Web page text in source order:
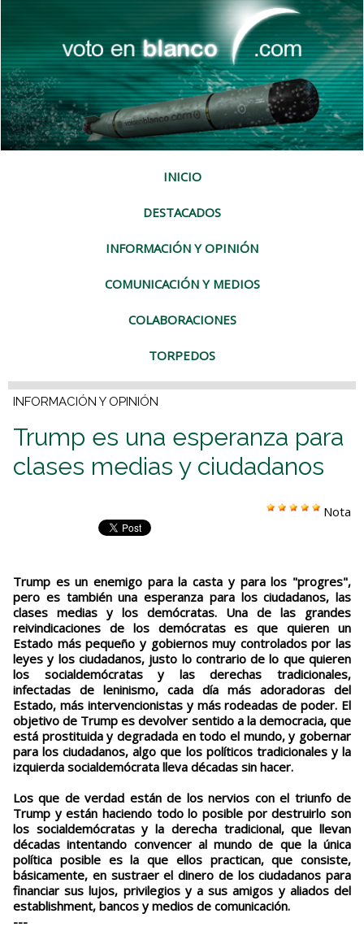
INICIO
DESTACADOS
INFORMACIÓN Y OPINIÓN
COMUNICACIÓN Y MEDIOS
COLABORACIONES
TORPEDOS
INFORMACIÓN Y OPINIÓN
Trump es una esperanza para
clases medias y ciudadanos
Nota
Trump es un enemigo para la casta y para los "progres",
pero es también una esperanza para los ciudadanos, las
clases medias y los demócratas. Una de las grandes
reivindicaciones de los demócratas es que quieren un
Estado más pequeño y gobiernos muy controlados por las
leyes y los ciudadanos, justo lo contrario de lo que quieren
los socialdemócratas y las derechas tradicionales,
infectadas de leninismo, cada día más adoradoras del
Estado, más intervencionistas y más rodeadas de poder. El
objetivo de Trump es devolver sentido a la democracia, que
está prostituida y degradada en todo el mundo, y gobernar
para los ciudadanos, algo que los políticos tradicionales y la
izquierda socialdemócrata lleva décadas sin hacer.
Los que de verdad están de los nervios con el triunfo de
Trump y están haciendo todo lo posible por destruirlo son
los socialdemócratas y la derecha tradicional, que llevan
décadas intentando convencer al mundo de que la única
política posible es la que ellos practican, que consiste,
básicamente, en sustraer el dinero de los ciudadanos para
financiar sus lujos, privilegios y a sus amigos y aliados del
establishment, bancos y medios de comunicación.
---